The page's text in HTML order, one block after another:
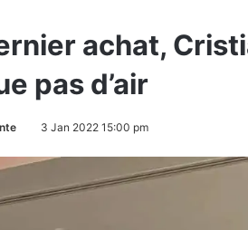
achat,
pas d’air
3 Jan 2022 15:00 pm